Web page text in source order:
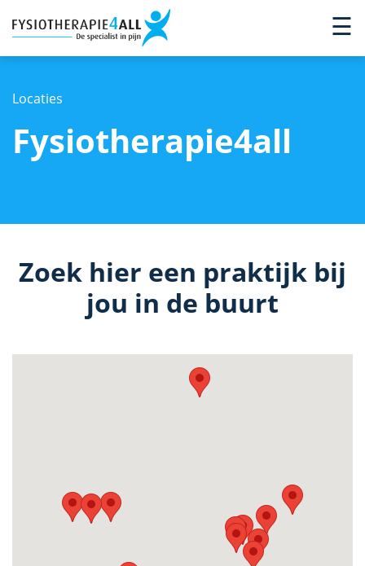
☰
×
Locaties
Fysiotherapie4all
Zoek hier een praktijk bij
jou in de buurt